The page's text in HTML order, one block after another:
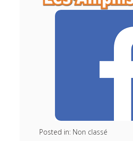
Posted in: Non classé